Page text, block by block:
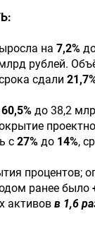
на 7,2%
рублей.
сдали
60,5% до 38,2
с 27% до 14%,
процентов;
ранее было
активов в 1,6